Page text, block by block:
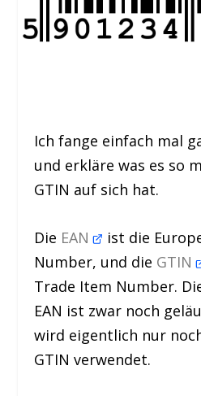
Ich fange einfach mal
und erkläre was es so
GTIN auf sich hat.
Die EAN
ist die
Number, und die GTIN
Trade Item Number.
EAN ist zwar noch
wird eigentlich nur
GTIN verwendet.